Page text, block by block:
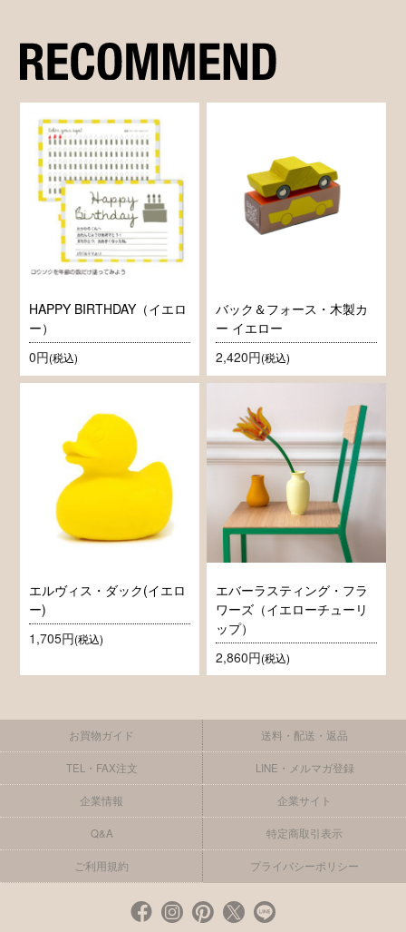
HAPPY BIRTHDAY（イエロ
ー）
0円(税込)
バック＆フォース・木製カ
ー イエロー
2,420円(税込)
エルヴィス・ダック(イエロ
ー)
1,705円(税込)
エバーラスティング・フラ
ワーズ（イエローチューリ
ップ）
2,860円(税込)
お買物ガイド 送料・配送・返品
TEL・FAX注文 LINE・メルマガ登録
企業情報 企業サイト
Q&A 特定商取引表示
ご利用規約 プライバシーポリシー